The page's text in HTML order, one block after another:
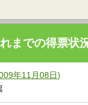
までの得票状
年11月08日)